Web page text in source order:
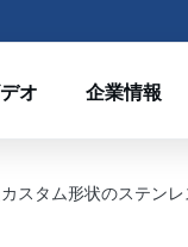
オ 企業情報
スタム形状のステン